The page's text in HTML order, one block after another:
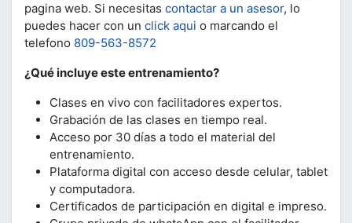
pagina web. Si necesitas contactar a un asesor, lo
puedes hacer con un click aqui o marcando el
telefono 809-563-8572
¿Qué incluye este entrenamiento?
Clases en vivo con facilitadores expertos.
Grabación de las clases en tiempo real.
Acceso por 30 días a todo el material del
entrenamiento.
Plataforma digital con acceso desde celular, tablet
y computadora.
Certificados de participación en digital e impreso.